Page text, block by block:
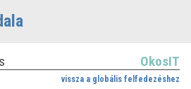
OkosIT
vissza a globális felfedezéshez